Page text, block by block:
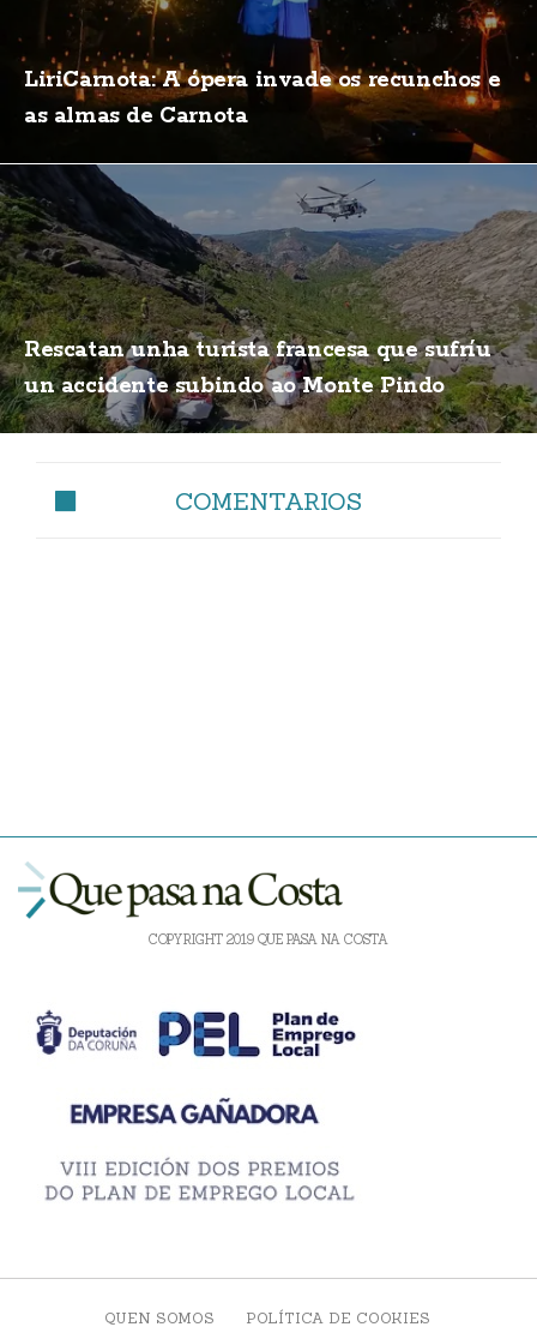
LiriCarnota: A ópera invade os recunchos e
as almas de Carnota
Rescatan unha turista francesa que sufríu
un accidente subindo ao Monte Pindo
COMENTARIOS
COPYRIGHT 2019 QUE PASA NA COSTA
QUEN SOMOS POLÍTICA DE COOKIES